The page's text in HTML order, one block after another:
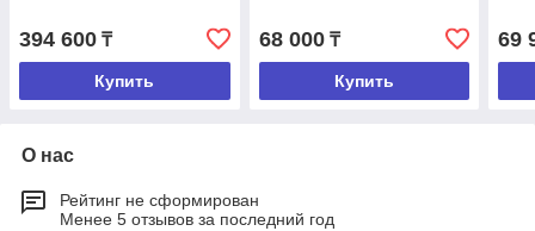
394 600 ₸
Купить
68 000₸
Купить
69
О нас
Рейтинг не сформирован
Менее 5 отзывов за последний год